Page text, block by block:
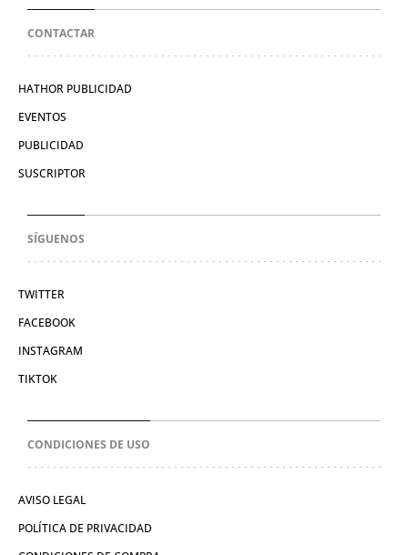
CONTACTAR
HATHOR PUBLICIDAD
EVENTOS
PUBLICIDAD
SUSCRIPTOR
SÍGUENOS
TWITTER
FACEBOOK
INSTAGRAM
TIKTOK
CONDICIONES DE USO
AVISO LEGAL
POLÍTICA DE PRIVACIDAD